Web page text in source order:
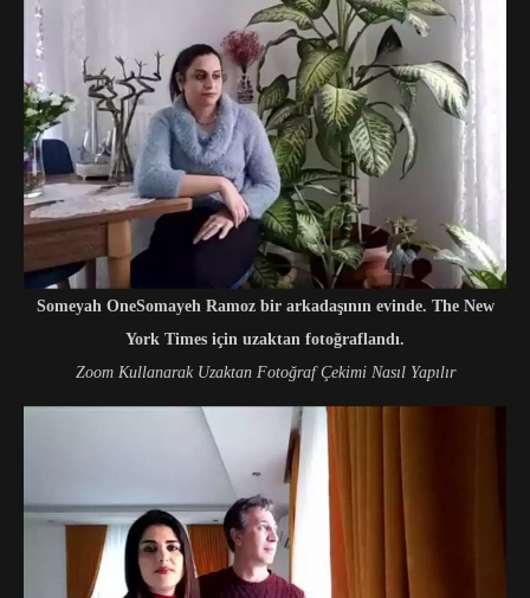
Someyah OneSomayeh Ramoz bir arkadaşının evinde. The New
York Times için uzaktan fotoğraflandı.
Zoom Kullanarak Uzaktan Fotoğraf Çekimi Nasıl Yapılır